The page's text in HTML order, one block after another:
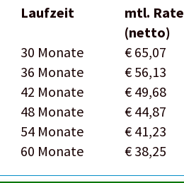
Laufzeit
mtl. Rate
(netto)
30 Monate
€ 65,07
36 Monate
€ 56,13
42 Monate
€ 49,68
48 Monate
€ 44,87
54 Monate
€ 41,23
60 Monate
€ 38,25